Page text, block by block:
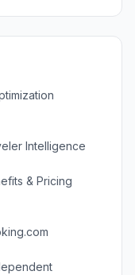
Intelligence
& Pricing